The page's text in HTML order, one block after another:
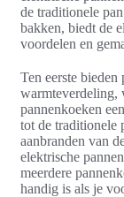
de traditionele
bakken, biedt de
voordelen en
Ten eerste
warmteverdeling,
pannenkoeken
tot de traditionele
aanbranden van
elektrische
meerdere
handig is als je